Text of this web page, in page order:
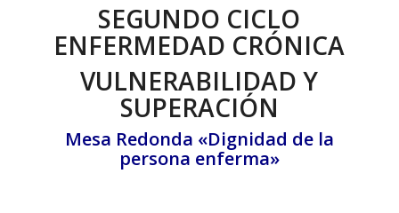
SEGUNDO CICLO
ENFERMEDAD CRÓNICA
VULNERABILIDAD Y
SUPERACIÓN
Mesa Redonda «Dignidad de la
persona enferma»